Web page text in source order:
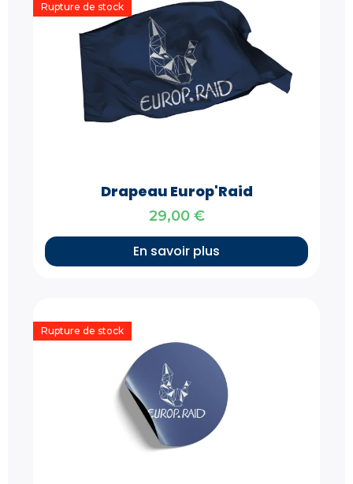
Drapeau Europ'Raid
Rupture de stock
29,00 €
En savoir plus
Rupture de stock